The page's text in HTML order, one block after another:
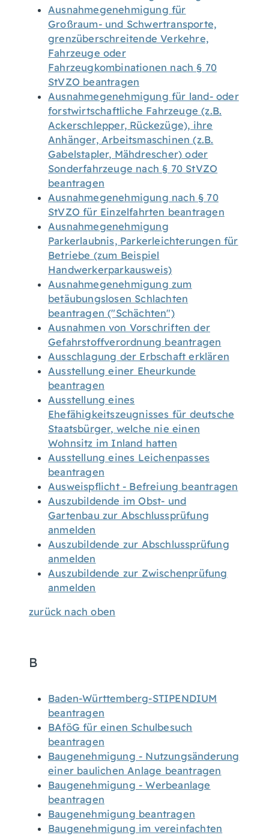
Ausnahmegenehmigung für
Großraum- und Schwertransporte,
grenzüberschreitende Verkehre,
Fahrzeuge oder
Fahrzeugkombinationen nach § 70
StVZO beantragen
Ausnahmegenehmigung für land- oder
forstwirtschaftliche Fahrzeuge (z.B.
Ackerschlepper, Rückezüge), ihre
Anhänger, Arbeitsmaschinen (z.B.
Gabelstapler, Mähdrescher) oder
Sonderfahrzeuge nach § 70 StVZO
beantragen
Ausnahmegenehmigung nach § 70
StVZO für Einzelfahrten beantragen
Ausnahmegenehmigung
Parkerlaubnis, Parkerleichterungen für
Betriebe (zum Beispiel
Handwerkerparkausweis)
Ausnahmegenehmigung zum
betäubungslosen Schlachten
beantragen ("Schächten")
Ausnahmen von Vorschriften der
Gefahrstoffverordnung beantragen
Ausschlagung der Erbschaft erklären
Ausstellung einer Eheurkunde
beantragen
Ausstellung eines
Ehefähigkeitszeugnisses für deutsche
Staatsbürger, welche nie einen
Wohnsitz im Inland hatten
Ausstellung eines Leichenpasses
beantragen
Ausweispflicht - Befreiung beantragen
Auszubildende im Obst- und
Gartenbau zur Abschlussprüfung
anmelden
Auszubildende zur Abschlussprüfung
anmelden
Auszubildende zur Zwischenprüfung
anmelden
zurück nach oben
B
Baden-Württemberg-STIPENDIUM
beantragen
BAföG für einen Schulbesuch
beantragen
Baugenehmigung - Nutzungsänderung
einer baulichen Anlage beantragen
Baugenehmigung - Werbeanlage
beantragen
Baugenehmigung beantragen
Baugenehmigung im vereinfachten